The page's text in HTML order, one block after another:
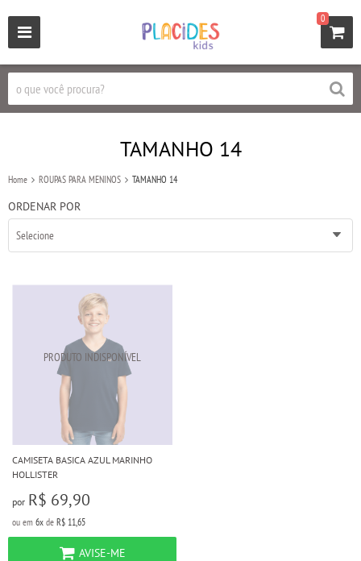
0
TAMANHO 14
Home ROUPAS PARA MENINOS TAMANHO 14
ORDENAR POR
Selecione
CAMISETA BASICA AZUL MARINHO
HOLLISTER
por R$ 69,90
ou em 6x de R$ 11,65
AVISE-ME